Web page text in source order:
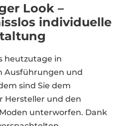
Look –
individuelle
heutzutage in
Ausführungen und
sind Sie dem
Hersteller und den
unterworfen. Dank